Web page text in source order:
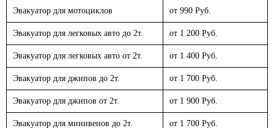
Эвакуатор для мотоциклов от 990 Руб.
Эвакуатор для легковых авто до 2т. от 1 200 Руб.
Эвакуатор для легковых авто от 2т. от 1 400 Руб.
Эвакуатор для джипов до 2т. от 1 700 Руб.
Эвакуатор для джипов от 2т. от 1 900 Руб.
Эвакуатор для минивенов до 2т. от 1 700 Руб.